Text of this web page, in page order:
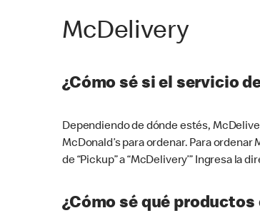
McDelivery
¿Cómo sé si el servicio
Dependiendo de dónde estés,
McDonald’s para ordenar. Para ordenar
de “Pickup” a “McDelivery’” Ingresa la
¿Cómo sé qué